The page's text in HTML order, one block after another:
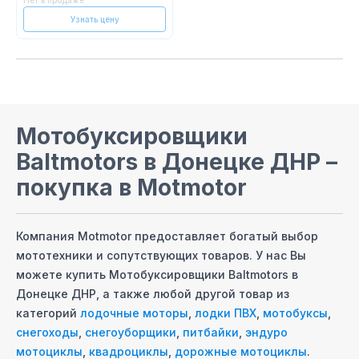
Узнать цену
Мотобуксировщики
Baltmotors в Донецке ДНР –
покупка в Motmotor
Компания Motmotor предоставляет богатый выбор
мототехники и сопутствующих товаров. У нас Вы
можете купить Мотобуксировщики Baltmotors в
Донецке ДНР , а также любой другой товар из
категорий лодочные моторы лодки ПВХ мотобуксы
снегоходы снегоуборщики питбайки эндуро
мотоциклы квадроциклы дорожные мотоциклы.